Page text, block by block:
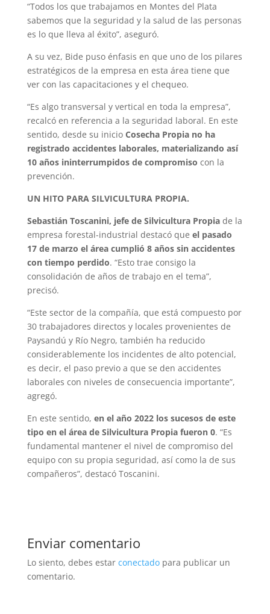
“Todos los que trabajamos en Montes del Plata
sabemos que la seguridad y la salud de las personas
es lo que lleva al éxito”, aseguró.
A su vez, Bide puso énfasis en que uno de los pilares
estratégicos de la empresa en esta área tiene que
ver con las capacitaciones y el chequeo.
“Es algo transversal y vertical en toda la empresa”,
recalcó en referencia a la seguridad laboral. En este
sentido, desde su inicio Cosecha Propia no ha
registrado accidentes laborales, materializando así
10 años ininterrumpidos de compromiso con la
prevención.
UN HITO PARA SILVICULTURA PROPIA.
Sebastián Toscanini, jefe de Silvicultura Propiade la
empresa forestal-industrial destacó que el pasado
17 de marzo el área cumplió 8 años sin accidentes
con tiempo perdido. “Esto trae consigo la
consolidación de años de trabajo en el tema”,
precisó.
“Este sector de la compañía, que está compuesto por
30 trabajadores directos y locales provenientes de
Paysandú y Río Negro, también ha reducido
considerablemente los incidentes de alto potencial,
es decir, el paso previo a que se den accidentes
laborales con niveles de consecuencia importante”,
agregó.
En este sentido, en el año 2022 los sucesos de este
tipo en el área de Silvicultura Propia fueron 0. “Es
fundamental mantener el nivel de compromiso del
equipo con su propia seguridad, así como la de sus
compañeros”, destacó Toscanini.
Enviar comentario
Lo siento, debes estar conectadopara publicar un
comentario.